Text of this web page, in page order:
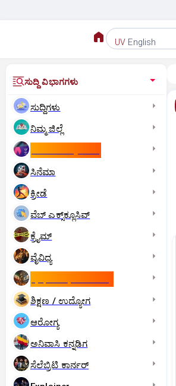
UV English
ಸುದ್ದಿ ವಿಭಾಗಗಳು
ಸುದ್ದಿಗಳು
ನಿಮ್ಮ ಜಿಲ್ಲೆ
ಸಿನೆಮಾ
ಕ್ರೀಡೆ
ವೆಬ್ ಎಕ್ಸ್‌ಕ್ಲೂಸಿವ್
ಕ್ರೈಮ್
ವೈವಿಧ್ಯ
ಶಿಕ್ಷಣ / ಉದ್ಯೋಗ
ಆರೋಗ್ಯ
ಅನಿವಾಸಿ ಕನ್ನಡಿಗ
ಸೆಲೆಬ್ರಿಟಿ ಕಾರ್ನರ್‌